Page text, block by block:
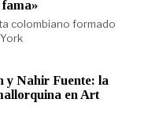
colombiano formado
y Nahir Fuente: la
en Art